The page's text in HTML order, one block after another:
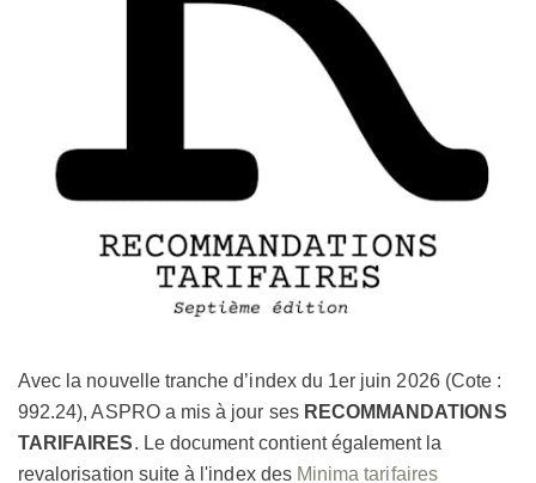
Avec la nouvelle tranche d’index du 1er juin 2026 (Cote :
992.24), ASPRO a mis à jour ses RECOMMANDATIONS
TARIFAIRES. Le document contient également la
revalorisation suite à l'index des Minima tarifaires